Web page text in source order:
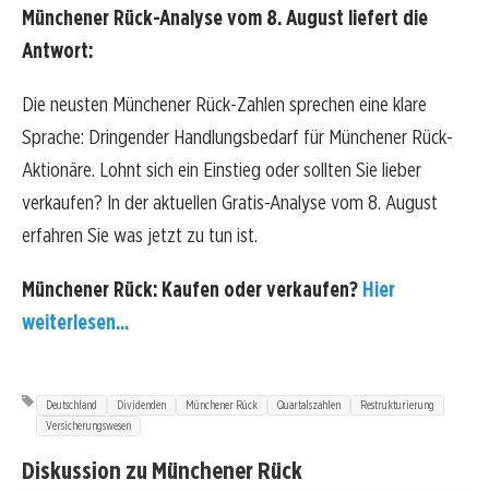
Münchener Rück-Analyse vom 8. August liefert die
Antwort:
Die neusten Münchener Rück-Zahlen sprechen eine klare
Sprache: Dringender Handlungsbedarf für Münchener Rück-
Aktionäre. Lohnt sich ein Einstieg oder sollten Sie lieber
verkaufen? In der aktuellen Gratis-Analyse vom 8. August
erfahren Sie was jetzt zu tun ist.
Münchener Rück: Kaufen oder verkaufen? Hier
weiterlesen...
Deutschland Dividenden Münchener Rück Quartalszahlen
Restrukturierung
Versicherungswesen
Diskussion zu Münchener Rück